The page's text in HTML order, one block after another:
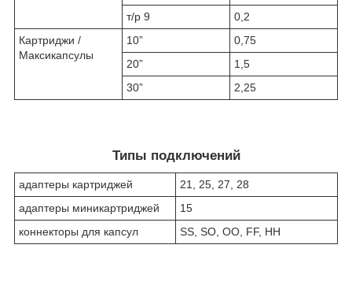
т/р 9
0,2
Картриджи /
Максикапсулы
10”
0,75
20”
1,5
30”
2,25
Типы подключений
адаптеры картриджей
21, 25, 27, 28
адаптеры миникартриджей
15
коннекторы для капсул
SS, SO, OO, FF, HH